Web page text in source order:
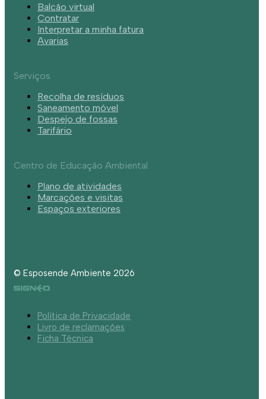
Balcão virtual
Contratar
Interpretar a minha fatura
Avarias
Serviços
Recolha de resíduos
Saneamento móvel
Despejo de fossas
Tarifário
Centro de Educação Ambiental
Plano de atividades
Marcações e visitas
Espaços exteriores
© Esposende Ambiente 2026
Política de Privacidade
Livro de reclamações
Ficha Técnica